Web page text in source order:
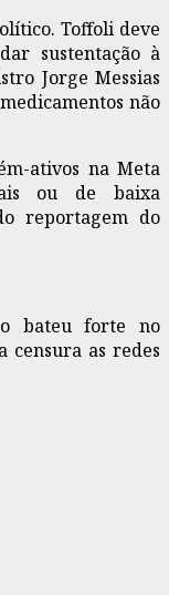
Toffoli deve
sustentação à
Jorge Messias
não
ativos na Meta
ou de baixa
reportagem do
bateu forte no
censura as redes